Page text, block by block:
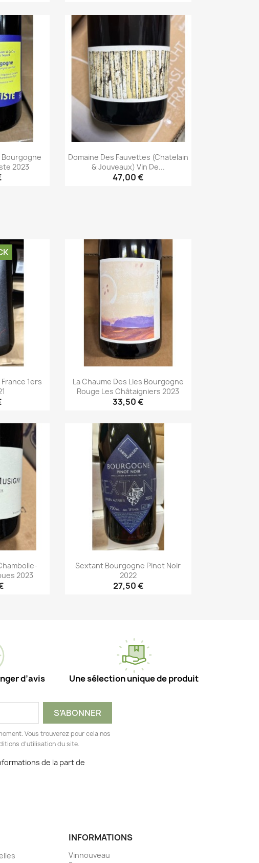
Aperçu rapide
Bourgogne
2023
Domaine Des Fauvettes (Chatelain
& Jouveaux) Vin De...
47,00 €
1ers
La Chaume Des Lies Bourgogne
Rouge Les Châtaigniers 2023
33,50 €
Aperçu rapide
2023
Sextant Bourgogne Pinot Noir
2022
27,50 €
d’avis Une sélection unique de produit
Vous trouverez pour cela nos
d'utilisation du site.
de la part de
INFORMATIONS
Vinnouveau